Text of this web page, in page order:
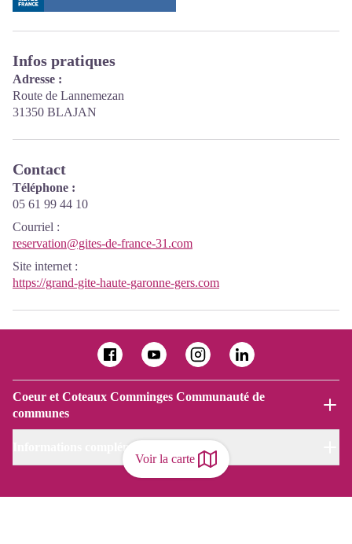
Voir la carte
Infos pratiques
Adresse :
Route de Lannemezan
31350 BLAJAN
Contact
Téléphone :
05 61 99 44 10
Courriel :
reservation@gites-de-france-31.com
Site internet :
https://grand-gite-haute-garonne-gers.com
Coeur et Coteaux Comminges Communauté de
communes
Informations complémentaires